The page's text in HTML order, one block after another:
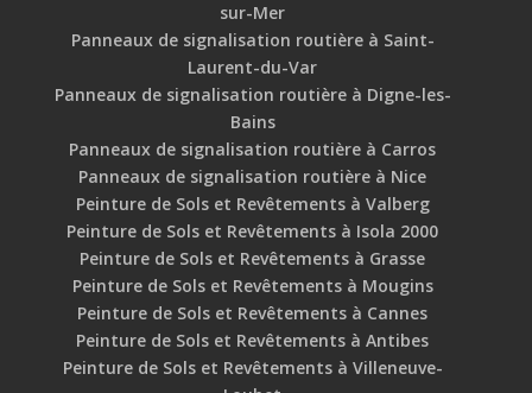
sur-Mer
Panneaux de signalisation routière à Saint-
Laurent-du-Var
Panneaux de signalisation routière à Digne-les-
Bains
Panneaux de signalisation routière à Carros
Panneaux de signalisation routière à Nice
Peinture de Sols et Revêtements à Valberg
Peinture de Sols et Revêtements à Isola 2000
Peinture de Sols et Revêtements à Grasse
Peinture de Sols et Revêtements à Mougins
Peinture de Sols et Revêtements à Cannes
Peinture de Sols et Revêtements à Antibes
Peinture de Sols et Revêtements à Villeneuve-